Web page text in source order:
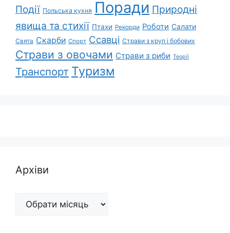
Події Польська кухня Поради Природні
явища та стихії Птахи Рекорди Роботи Салати
Свята Скарби Спорт Ссавці Страви з круп і бобових
Страви з овочами Страви з риби Теорії
Транспорт Туризм
Архіви
Архіви